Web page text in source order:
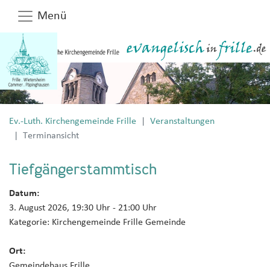
Menü
Ev.-Luth. Kirchengemeinde Frille
Veranstaltungen
Terminansicht
Tiefgängerstammtisch
Datum:
3. August 2026, 19:30 Uhr - 21:00 Uhr
Kategorie: Kirchengemeinde Frille Gemeinde
Ort:
Gemeindehaus Frille